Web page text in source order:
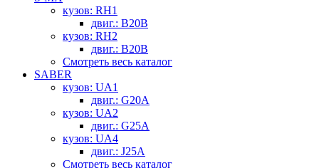
кузов: RH1
двиг.: B20B
кузов: RH2
двиг.: B20B
Смотреть весь каталог
SABER
кузов: UA1
двиг.: G20A
кузов: UA2
двиг.: G25A
кузов: UA4
двиг.: J25A
Смотреть весь каталог